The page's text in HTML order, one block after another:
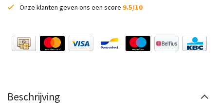
Onze klanten geven ons een score 9.5/10
Beschrijving